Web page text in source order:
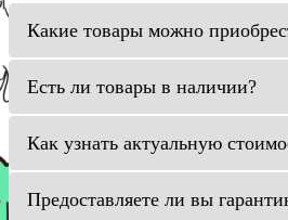
Какие товары можно
Есть ли товары в наличии?
Как узнать актуальную
Предоставляете ли вы